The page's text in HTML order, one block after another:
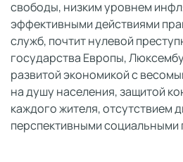
свободы, низким уровнем
эффективными действиями
служб, почтит нулевой
государства Европы,
развитой экономикой с
на душу населения, защитой
каждого жителя, отсутствием
перспективными социальными